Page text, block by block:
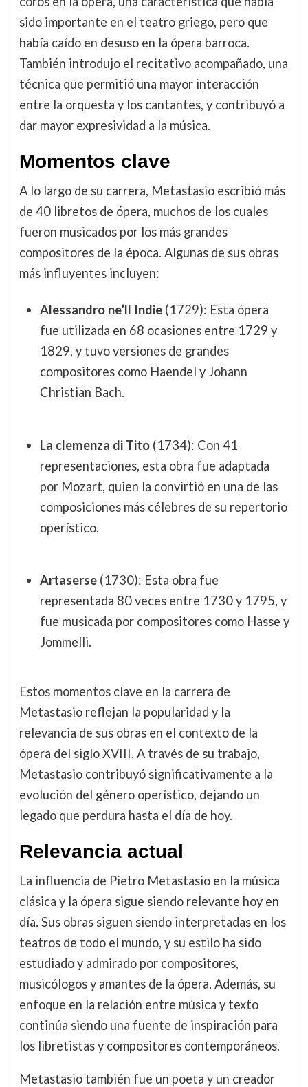
sido importante en el teatro griego, pero que
había caído en desuso en la ópera barroca.
También introdujo el recitativo acompañado, una
técnica que permitió una mayor interacción
entre la orquesta y los cantantes, y contribuyó a
dar mayor expresividad a la música.
Momentos clave
A lo largo de su carrera, Metastasio escribió más
de 40 libretos de ópera, muchos de los cuales
fueron musicados por los más grandes
compositores de la época. Algunas de sus obras
más influyentes incluyen:
Alessandro ne’ll Indie(1729): Esta ópera
fue utilizada en 68 ocasiones entre 1729 y
1829, y tuvo versiones de grandes
compositores como Haendel y Johann
Christian Bach.
La clemenza di Tito(1734): Con 41
representaciones, esta obra fue adaptada
por Mozart, quien la convirtió en una de las
composiciones más célebres de su repertorio
operístico.
Artaserse(1730): Esta obra fue
representada 80 veces entre 1730 y 1795, y
fue musicada por compositores como Hasse y
Jommelli.
Estos momentos clave en la carrera de
Metastasio reflejan la popularidad y la
relevancia de sus obras en el contexto de la
ópera del siglo XVIII. A través de su trabajo,
Metastasio contribuyó significativamente a la
evolución del género operístico, dejando un
legado que perdura hasta el día de hoy.
Relevancia actual
La influencia de Pietro Metastasio en la música
clásica y la ópera sigue siendo relevante hoy en
día. Sus obras siguen siendo interpretadas en los
teatros de todo el mundo, y su estilo ha sido
estudiado y admirado por compositores,
musicólogos y amantes de la ópera. Además, su
enfoque en la relación entre música y texto
continúa siendo una fuente de inspiración para
los libretistas y compositores contemporáneos.
Metastasio también fue un poeta y un creador